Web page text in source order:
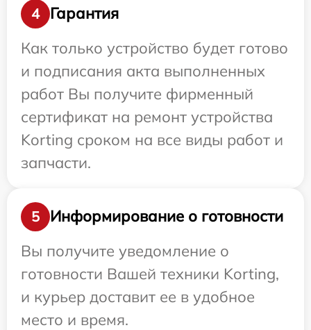
4
Гарантия
Как только устройство будет готово
и подписания акта выполненных
работ Вы получите фирменный
сертификат на ремонт устройства
Korting сроком на все виды работ и
запчасти.
5
Информирование о готовности
Вы получите уведомление о
готовности Вашей техники Korting,
и курьер доставит ее в удобное
место и время.